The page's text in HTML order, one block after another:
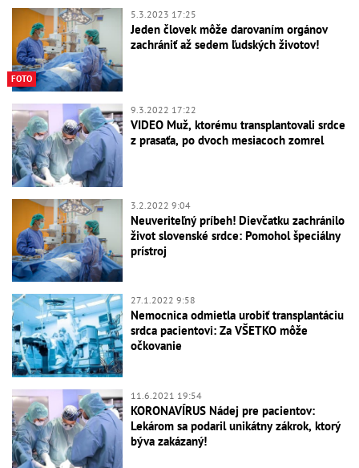
FOTO
5.3.2023 17:25
Jeden človek môže darovaním orgánov
zachrániť až sedem ľudských životov!
9.3.2022 17:22
VIDEO Muž, ktorému transplantovali srdce
z prasaťa, po dvoch mesiacoch zomrel
3.2.2022 9:04
Neuveriteľný príbeh! Dievčatku zachránilo
život slovenské srdce: Pomohol špeciálny
prístroj
27.1.2022 9:58
Nemocnica odmietla urobiť transplantáciu
srdca pacientovi: Za VŠETKO môže
očkovanie
11.6.2021 19:54
KORONAVÍRUS Nádej pre pacientov:
Lekárom sa podaril unikátny zákrok, ktorý
býva zakázaný!